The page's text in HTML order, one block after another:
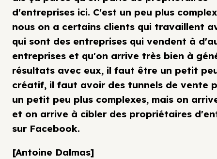
d'entreprises ici. C'est un peu plus
nous on a certains clients qui travaillent
qui sont des entreprises qui vendent à
entreprises et qu'on arrive très bien à
résultats avec eux, il faut être un petit
créatif, il faut avoir des tunnels de vente
un petit peu plus complexes, mais on
et on arrive à cibler des propriétaires
sur Facebook.
[Antoine Dalmas]